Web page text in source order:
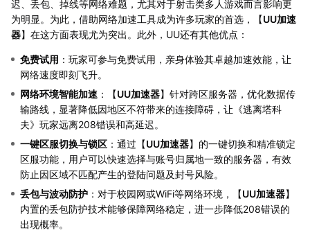
迟、丢包、掉线等网络难题，尤其对于射击类多人游戏而言影响更
为明显。为此，借助网络加速工具成为许多玩家的首选，【UU加速
器】在这方面表现尤为突出。此外，UU还有其他优点：
免费试用 ：玩家可参与免费试用，亲身体验其卓越加速效能，让
网络速度即刻飞升。
网络环境智能加速 ：【UU加速器】针对跨区服务器，优化数据传
输路线，显著降低因地区不符带来的连接障碍，让《逃离塔科
夫》玩家远离208错误和高延迟。
一键区服切换与锁区 ：通过【UU加速器】的一键切换和精准锁定
区服功能，用户可以快速选择与账号归属地一致的服务器，有效
防止因区域不匹配产生的登陆问题及封号风险。
丢包与波动防护 ：对于校园网或WiFi等网络环境，【UU加速器】
内置的丢包防护技术能够保障网络稳定，进一步降低208错误的
出现概率。